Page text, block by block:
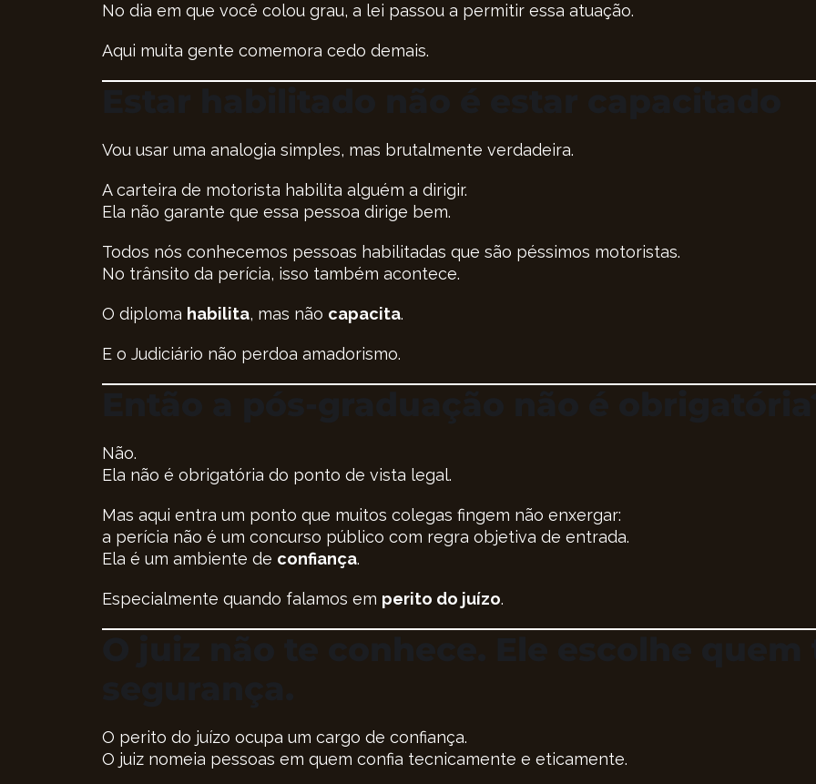
No dia em que você colou grau, a lei passou a permitir essa atuação.
Aqui muita gente comemora cedo demais.
Vou usar uma analogia simples, mas brutalmente verdadeira.
A carteira de motorista habilita alguém a dirigir.
Ela não garante que essa pessoa dirige bem.
Todos nós conhecemos pessoas habilitadas que são péssimos motoristas.
No trânsito da perícia, isso também acontece.
O diploma habilita, mas não capacita.
E o Judiciário não perdoa amadorismo.
Não.
Ela não é obrigatória do ponto de vista legal.
Mas aqui entra um ponto que muitos colegas fingem não enxergar:
a perícia não é um concurso público com regra objetiva de entrada.
Ela é um ambiente de confiança.
Especialmente quando falamos em perito do juízo.
O perito do juízo ocupa um cargo de confiança.
O juiz nomeia pessoas em quem confia tecnicamente e eticamente.